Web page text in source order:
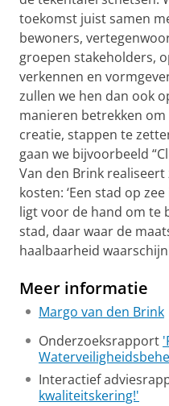
toekomst juist samen
bewoners,
groepen stakeholders,
verkennen en
zullen we hen dan ook
manieren betrekken om
creatie, stappen te
gaan we bijvoorbeeld
Van den Brink
kosten: ‘Een stad op
ligt voor de hand om te
stad, daar waar de
haalbaarheid
Meer informatie
Margo van den Brink
Onderzoeksrapport
Interactief
kwaliteitskering!'